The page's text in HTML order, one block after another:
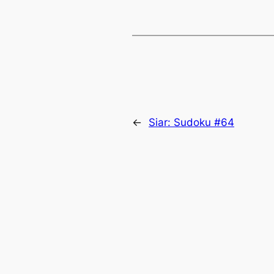
← Siar: Sudoku #64